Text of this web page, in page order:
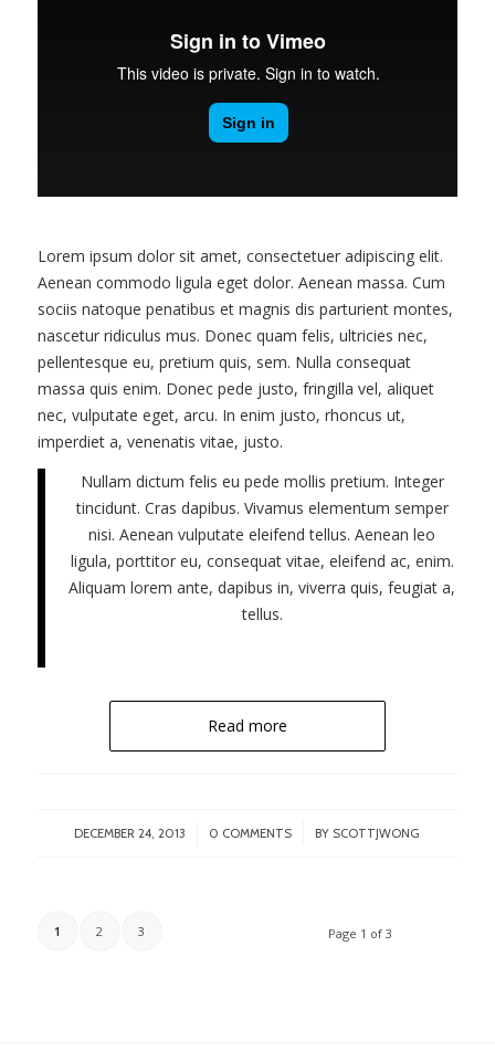
Lorem ipsum dolor sit amet, consectetuer adipiscing elit.
Aenean commodo ligula eget dolor. Aenean massa. Cum
sociis natoque penatibus et magnis dis parturient montes,
nascetur ridiculus mus. Donec quam felis, ultricies nec,
pellentesque eu, pretium quis, sem. Nulla consequat
massa quis enim. Donec pede justo, fringilla vel, aliquet
nec, vulputate eget, arcu. In enim justo, rhoncus ut,
imperdiet a, venenatis vitae, justo.
Nullam dictum felis eu pede mollis pretium. Integer
tincidunt. Cras dapibus. Vivamus elementum semper
nisi. Aenean vulputate eleifend tellus. Aenean leo
ligula, porttitor eu, consequat vitae, eleifend ac, enim.
Aliquam lorem ante, dapibus in, viverra quis, feugiat a,
tellus.
Read more
DECEMBER 24, 2013
/ 0 COMMENTS
/ BY SCOTTJWONG
Page 1 of 3
1 2 3